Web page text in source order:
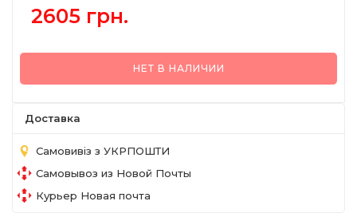
2605 грн.
НЕТ В НАЛИЧИИ
Доставка
Самовивіз з УКРПОШТИ
Самовывоз из Новой Почты
Курьер Новая почта